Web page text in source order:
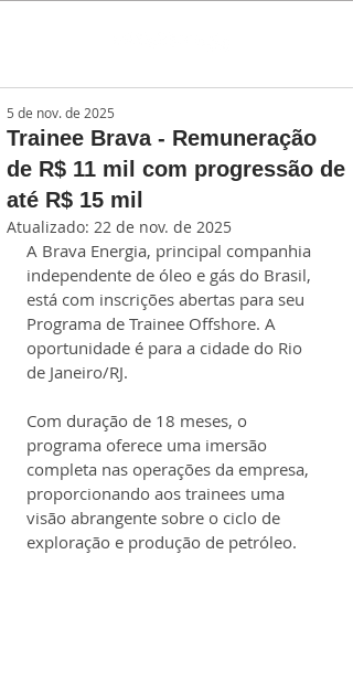
Trainee Brava - Remuneração
de R$ 11 mil com progressão de
até R$ 15 mil
5 de nov. de 2025
Atualizado: 22 de nov. de 2025
A Brava Energia, principal companhia
independente de óleo e gás do Brasil,
está com inscrições abertas para seu
Programa de Trainee Offshore. A
oportunidade é para a cidade do Rio
de Janeiro/RJ.
Com duração de 18 meses, o
programa oferece uma imersão
completa nas operações da empresa,
proporcionando aos trainees uma
visão abrangente sobre o ciclo de
exploração e produção de petróleo.